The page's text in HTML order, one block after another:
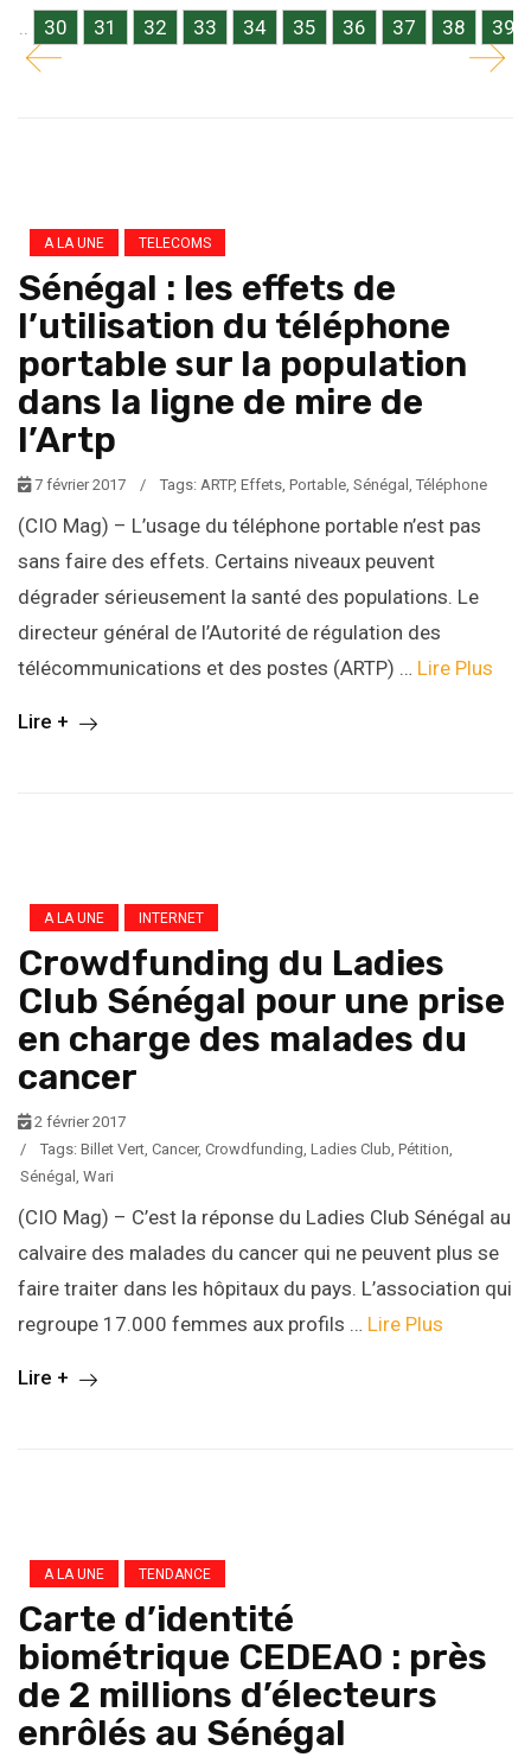
... 30 31 32 33 34 35 36 37 38 39
A LA UNE TELECOMS
Sénégal : les effets de
l’utilisation du téléphone
portable sur la population
dans la ligne de mire de
l’Artp
7 février 2017 / Tags: ARTP, Effets, Portable, Sénégal , Téléphone
(CIO Mag) – L’usage du téléphone portable n’est pas
sans faire des effets. Certains niveaux peuvent
dégrader sérieusement la santé des populations. Le
directeur général de l’Autorité de régulation des
télécommunications et des postes (ARTP) … Lire Plus
Lire +
A LA UNE INTERNET
Crowdfunding du Ladies
Club Sénégal pour une prise
en charge des malades du
cancer
2 février 2017
/
Tags: Billet Vert, Cancer, Crowdfunding, Ladies Club, Pétition,
Sénégal , Wari
(CIO Mag) – C’est la réponse du Ladies Club Sénégal au
calvaire des malades du cancer qui ne peuvent plus se
faire traiter dans les hôpitaux du pays. L’association qui
regroupe 17.000 femmes aux profils … Lire Plus
Lire +
A LA UNE TENDANCE
Carte d’identité
biométrique CEDEAO : près
de 2 millions d’électeurs
enrôlés au Sénégal